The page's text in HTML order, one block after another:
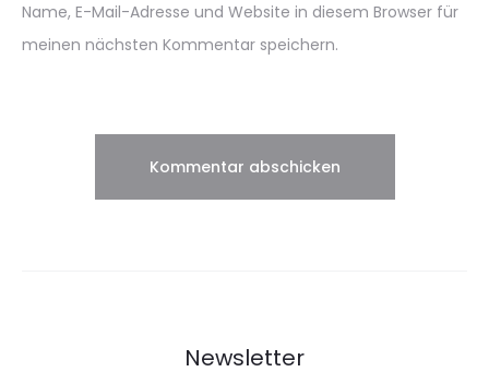
Name, E-Mail-Adresse und Website in diesem Browser für
meinen nächsten Kommentar speichern.
Newsletter